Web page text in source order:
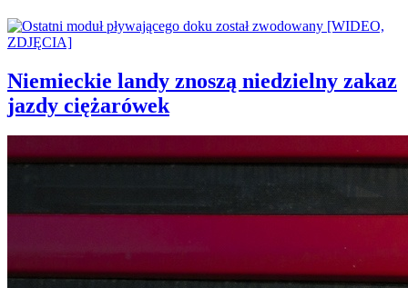
Niemieckie landy znoszą niedzielny zakaz
jazdy ciężarówek